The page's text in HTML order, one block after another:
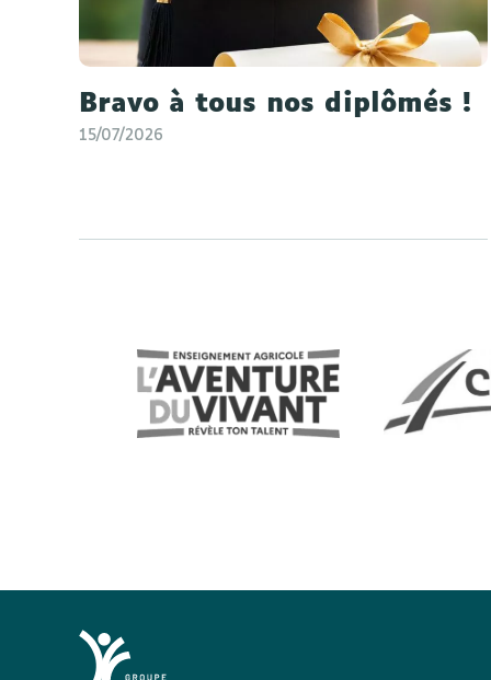
Bravo à tous nos diplômés !
15/07/2026